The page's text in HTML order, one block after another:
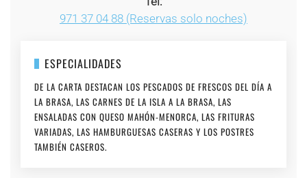
971 37 04 88 (Reservas solo noches)
ESPECIALIDADES
DE LA CARTA DESTACAN LOS PESCADOS DE FRESCOS DEL DÍA A
LA BRASA, LAS CARNES DE LA ISLA A LA BRASA, LAS
ENSALADAS CON QUESO MAHÓN-MENORCA, LAS FRITURAS
VARIADAS, LAS HAMBURGUESAS CASERAS Y LOS POSTRES
TAMBIÉN CASEROS.